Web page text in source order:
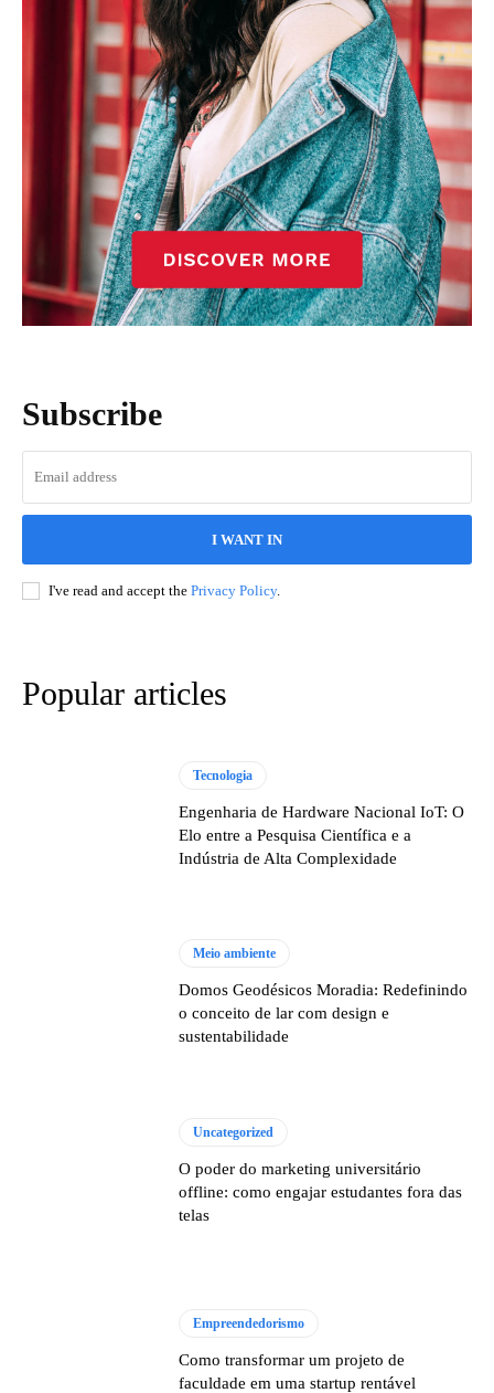
Subscribe
I WANT IN
I've read and accept the Privacy Policy.
Popular articles
Tecnologia
Engenharia de Hardware Nacional IoT: O
Elo entre a Pesquisa Científica e a
Indústria de Alta Complexidade
Meio ambiente
Domos Geodésicos Moradia: Redefinindo
o conceito de lar com design e
sustentabilidade
Uncategorized
O poder do marketing universitário
offline: como engajar estudantes fora das
telas
Empreendedorismo
Como transformar um projeto de
faculdade em uma startup rentável